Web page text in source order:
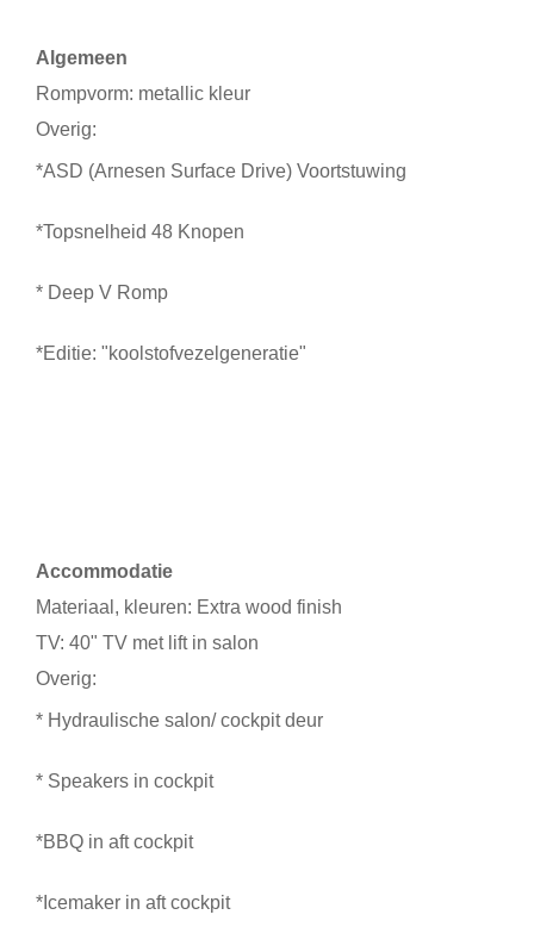
Algemeen
Rompvorm: metallic kleur
Overig:
*ASD (Arnesen Surface Drive) Voortstuwing
*Topsnelheid 48 Knopen
* Deep V Romp
*Editie: "koolstofvezelgeneratie"
Accommodatie
Materiaal, kleuren: Extra wood finish
TV: 40" TV met lift in salon
Overig:
* Hydraulische salon/ cockpit deur
* Speakers in cockpit
*BBQ in aft cockpit
*Icemaker in aft cockpit